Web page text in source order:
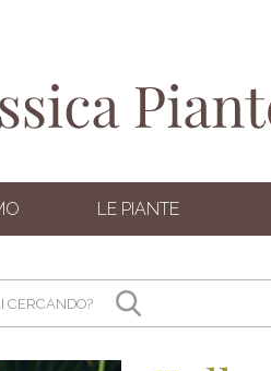
LE PIANTE